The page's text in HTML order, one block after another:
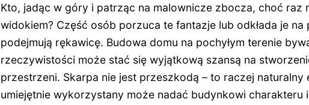
Kto, jadąc w góry i patrząc na malownicze zbocza, choć raz
widokiem? Część osób porzuca te fantazje lub odkłada je
podejmują rękawicę. Budowa domu na pochyłym terenie
rzeczywistości może stać się wyjątkową szansą na
przestrzeni. Skarpa nie jest przeszkodą – to raczej
umiejętnie wykorzystany może nadać budynkowi charakteru